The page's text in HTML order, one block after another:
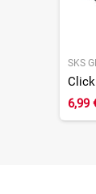
SKS
6,99